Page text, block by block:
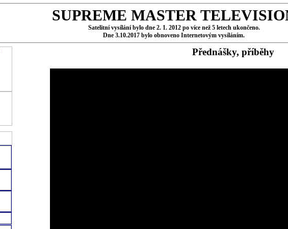
SUPREME MASTER
Satelitní vysílání bylo dne 2. 1. 2012 po více než 5 letech ukončeno.
Dne 3.10.2017 bylo obnoveno Internetovým vysíláním.
Přednášky, příběhy